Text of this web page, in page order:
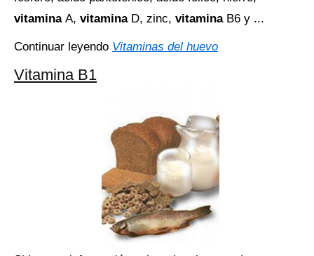
vitamina A, vitamina D, zinc, vitamina B6 y ...
Continuar leyendo Vitaminas del huevo
Vitamina B1